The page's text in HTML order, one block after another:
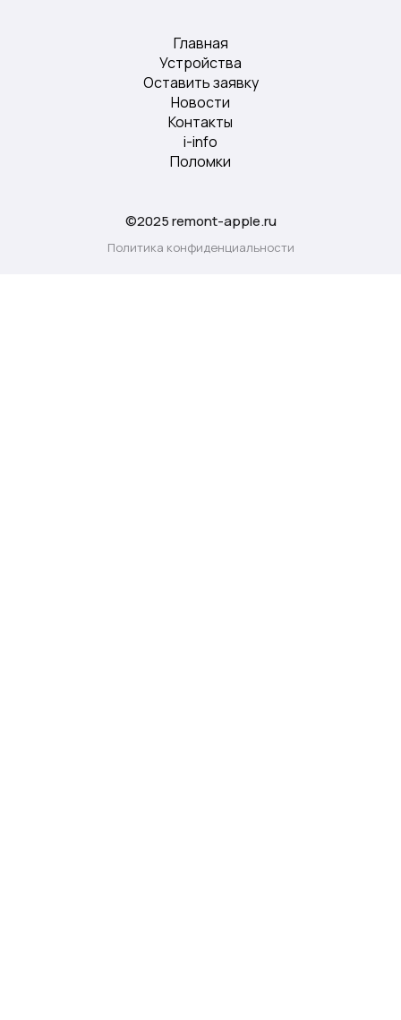
Главная
Устройства
Оставить заявку
Новости
Контакты
i-info
Поломки
©2025 remont-apple.ru
Политика конфиденциальности